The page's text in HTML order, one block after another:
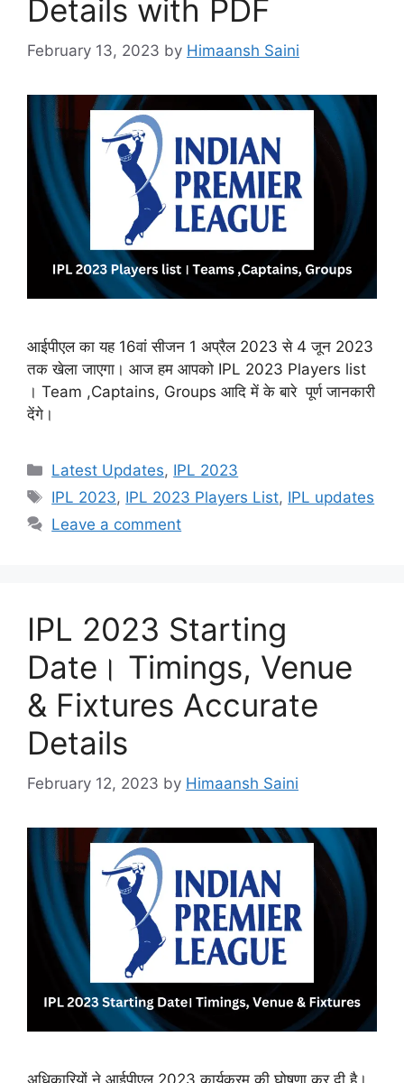
Details with PDF
February 13, 2023 by Himaansh Saini
आईपीएल का यह 16वां सीजन 1 अप्रैल 2023 से 4 जून 2023
तक खेला जाएगा। आज हम आपको IPL 2023 Players list
। Team ,Captains, Groups आदि में के बारे पूर्ण जानकारी
देंगे।
Categories
Latest Updates, IPL 2023
Tags
IPL 2023, IPL 2023 Players List, IPL updates
Leave a comment
IPL 2023 Starting
Date। Timings, Venue
& Fixtures Accurate
Details
February 12, 2023 by Himaansh Saini
अधिकारियों ने आईपीएल 2023 कार्यक्रम की घोषणा कर दी है।